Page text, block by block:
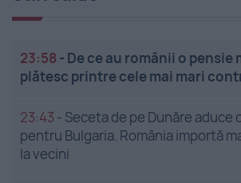
23:58 - De ce au românii o pensie
plătesc printre cele mai mari
23:43 - Seceta de pe Dunăre aduce
pentru Bulgaria. România importă
la vecini